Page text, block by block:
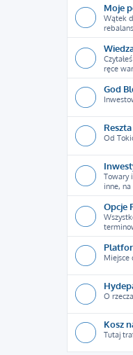
Moje
Wątek
ręce
God
Od
Towary
inne,
Opcje
Miejsce
O
Kosz
Tutaj